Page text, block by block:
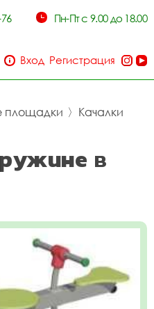
Пн-Пт с 9.00 до 18.00
Вход Регистрация
площадки 〉 Качалки
в